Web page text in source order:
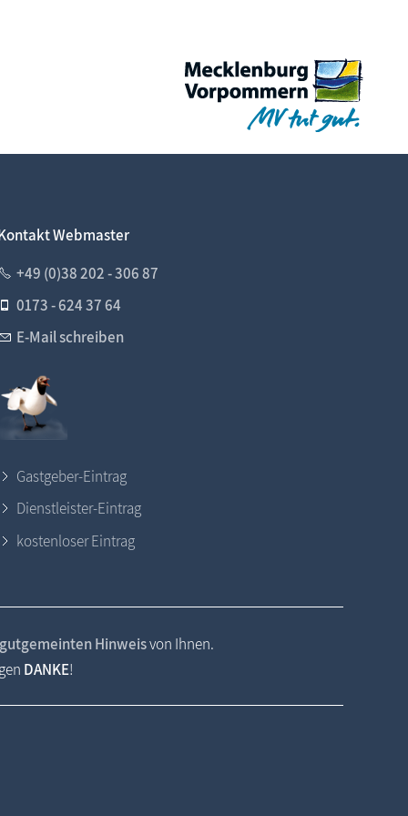
Webmaster
+49 (0)38 202 - 306 87
0173 - 624 37 64
E-Mail schreiben
Gastgeber-Eintrag
Dienstleister-Eintrag
kostenloser Eintrag
gutgemeinten Hinweisvon Ihnen.
DANKE!